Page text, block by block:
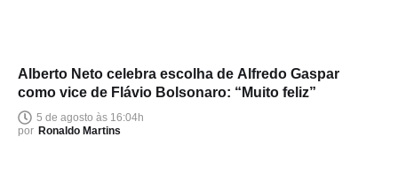
Alberto Neto celebra escolha de Alfredo Gaspar
como vice de Flávio Bolsonaro: “Muito feliz”
5 de agosto às 16:04h
por Ronaldo Martins